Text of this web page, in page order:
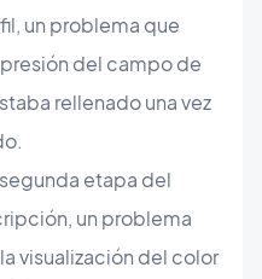
un problema que
del campo de
rellenado una vez
etapa del
un problema
visualización del color